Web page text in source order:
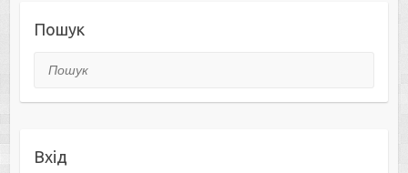
Пошук
Пошук
Вхід